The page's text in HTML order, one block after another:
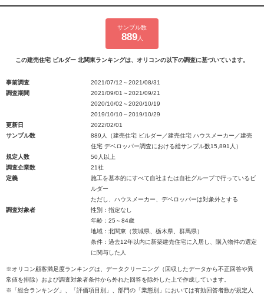
サンプル数
889人
この建売住宅 ビルダー 北関東ランキングは、オリコンの以下の調査に基づいています。
事前調査
2021/07/12～2021/08/31
調査期間
2021/09/01～2021/09/21
2020/10/02～2020/10/19
2019/10/10～2019/10/29
更新日
2022/02/01
サンプル数
889人（建売住宅 ビルダー／建売住宅 ハウスメーカー／建売
住宅 デベロッパー調査における総サンプル数15,891人）
規定人数
50人以上
調査企業数
21社
定義
施工を基本的にすべて自社または自社グループで行っているビ
ルダー
ただし、ハウスメーカー、デベロッパーは対象外とする
調査対象者
性別：指定なし
年齢：25～84歳
地域：北関東（茨城県、栃木県、群馬県）
条件：過去12年以内に新築建売住宅に入居し、購入物件の選定
に関与した人
※オリコン顧客満足度ランキングは、データクリーニング（回収したデータから不正回答や異
常値を排除）および調査対象者条件から外れた回答を除外した上で作成しています。
※「総合ランキング」、「評価項目別」、部門の「業態別」においては有効回答者数が規定人